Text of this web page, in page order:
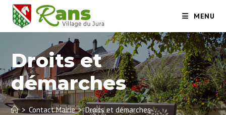
MENU
Droits et
démarches
> Contact Mairie > Droits et démarches